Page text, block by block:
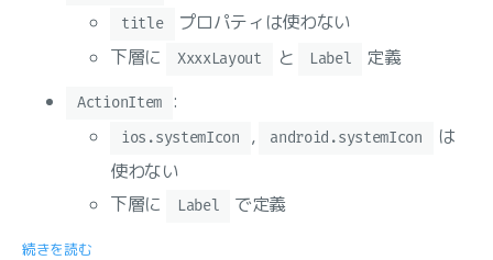
title
プロパティは使わない
下層に
XxxxLayout と Label 定義
ActionItem :
ios.systemIcon , android.systemIcon
は
使わない
下層に
Label で定義
続きを読む